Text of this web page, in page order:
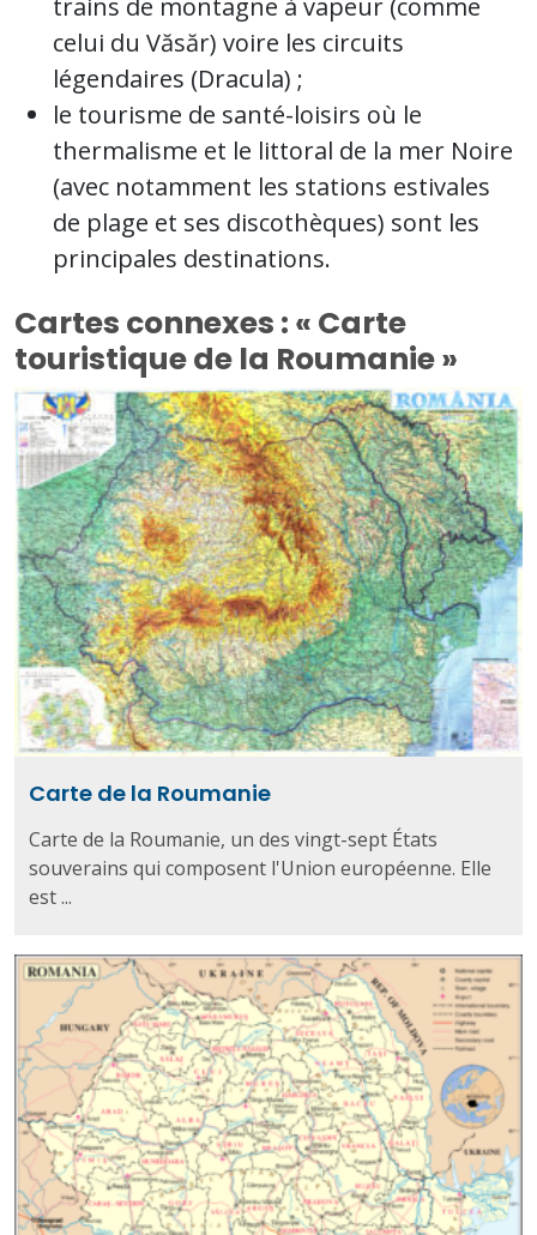
trains de montagne à vapeur (comme
celui du Văsăr) voire les circuits
légendaires (Dracula) ;
le tourisme de santé-loisirs où le
thermalisme et le littoral de la mer Noire
(avec notamment les stations estivales
de plage et ses discothèques) sont les
principales destinations.
Cartes connexes : « Carte
touristique de la Roumanie »
Carte de la Roumanie
Carte de la Roumanie, un des vingt-sept États
souverains qui composent l'Union européenne. Elle
est ...